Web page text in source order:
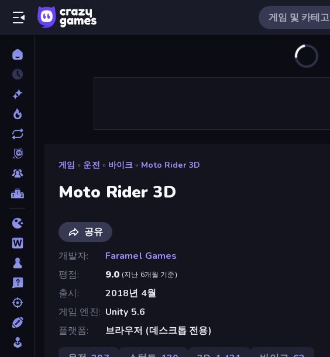
게임 » 운전 » 바이크 » Moto Rider 3D
Moto Rider 3D
공유
개발자
Faramel Games
평점
9.0 (지난 6개월 기준)
출시
2018년 4월
게임 엔진
Unity 5.6
플랫폼
브라우저 (데스크톱 전용)